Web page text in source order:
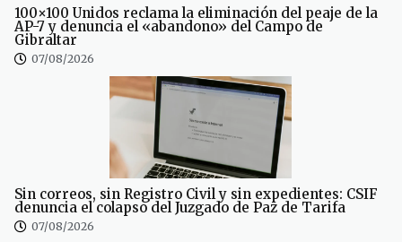
100×100 Unidos reclama la eliminación del peaje de la
AP-7 y denuncia el «abandono» del Campo de
Gibraltar
07/08/2026
Sin correos, sin Registro Civil y sin expedientes: CSIF
denuncia el colapso del Juzgado de Paz de Tarifa
07/08/2026